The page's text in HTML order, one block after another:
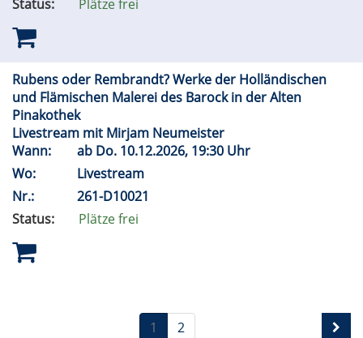
Status:
Plätze frei
Rubens oder Rembrandt? Werke der Holländischen
und Flämischen Malerei des Barock in der Alten
Pinakothek
Livestream mit Mirjam Neumeister
Wann:
ab Do. 10.12.2026, 19:30 Uhr
Wo:
Livestream
Nr.:
261-D10021
Status:
Plätze frei
1 2